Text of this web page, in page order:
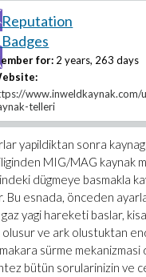
Reputation
Badges
for: 2 years, 263 days
www.inweldkaynak.com/
telleri
yapildiktan sonra
MIG/MAG kaynak
dügmeye basmakla
Bu esnada, önceden
yagi hareketi baslar,
ve ark olustuktan
sürme
bütün sorularinizin ve